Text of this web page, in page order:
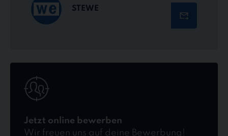
STEWE
Jetzt online bewerben
Wir freuen uns auf deine Bewerbung!
online
bewerben